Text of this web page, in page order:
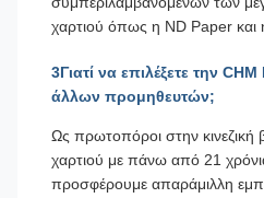
χαρτιού όπως η ND Paper
3Γιατί να επιλέξετε την
άλλων προμηθευτών;
Ως πρωτοπόροι στην κινεζική
χαρτιού με πάνω από 21
προσφέρουμε απαράμιλλη